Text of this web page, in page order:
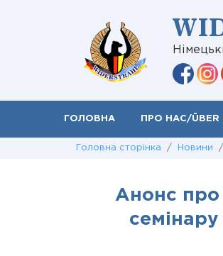
ГОЛОВНА ПРО НАС/ÜBER
Головна сторінка / Новини /
Анонс про
семінару